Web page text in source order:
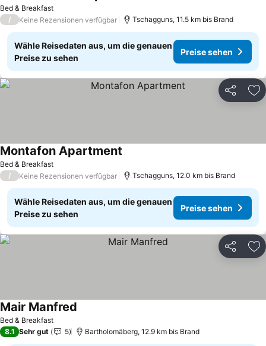
Bed & Breakfast
/ Keine Rezensionen verfügbar Tschagguns, 11.5 km bis Brand
Wähle Reisedaten aus, um die genauen
Preise zu sehen
Preise sehen
Teilen
Bed & Breakfast
Montafon Apartment
/ Keine Rezensionen verfügbar Tschagguns, 12.0 km bis Brand
Wähle Reisedaten aus, um die genauen
Preise zu sehen
Preise sehen
Teilen
Bed & Breakfast
Mair Manfred
8.1 Sehr gut 5 Bartholomäberg, 12.9 km bis Brand